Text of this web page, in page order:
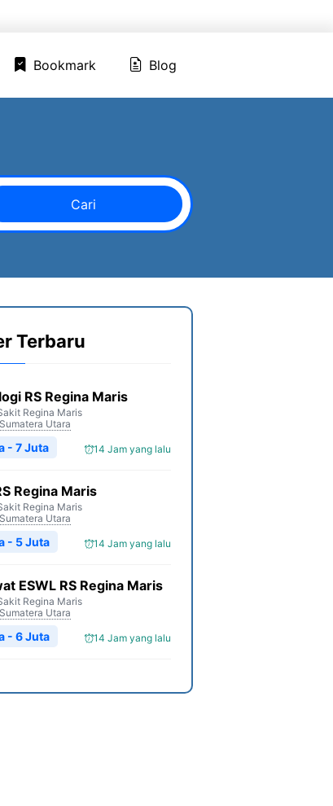
Bookmark Blog
Cari
Terbaru
RS Regina Maris
Regina Maris
Sumatera Utara
14 Jam yang lalu
- 7 Juta
Regina Maris
Regina Maris
Sumatera Utara
14 Jam yang lalu
- 5 Juta
ESWL RS Regina Maris
Regina Maris
Sumatera Utara
14 Jam yang lalu
- 6 Juta